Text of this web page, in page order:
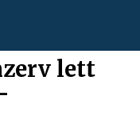
lett